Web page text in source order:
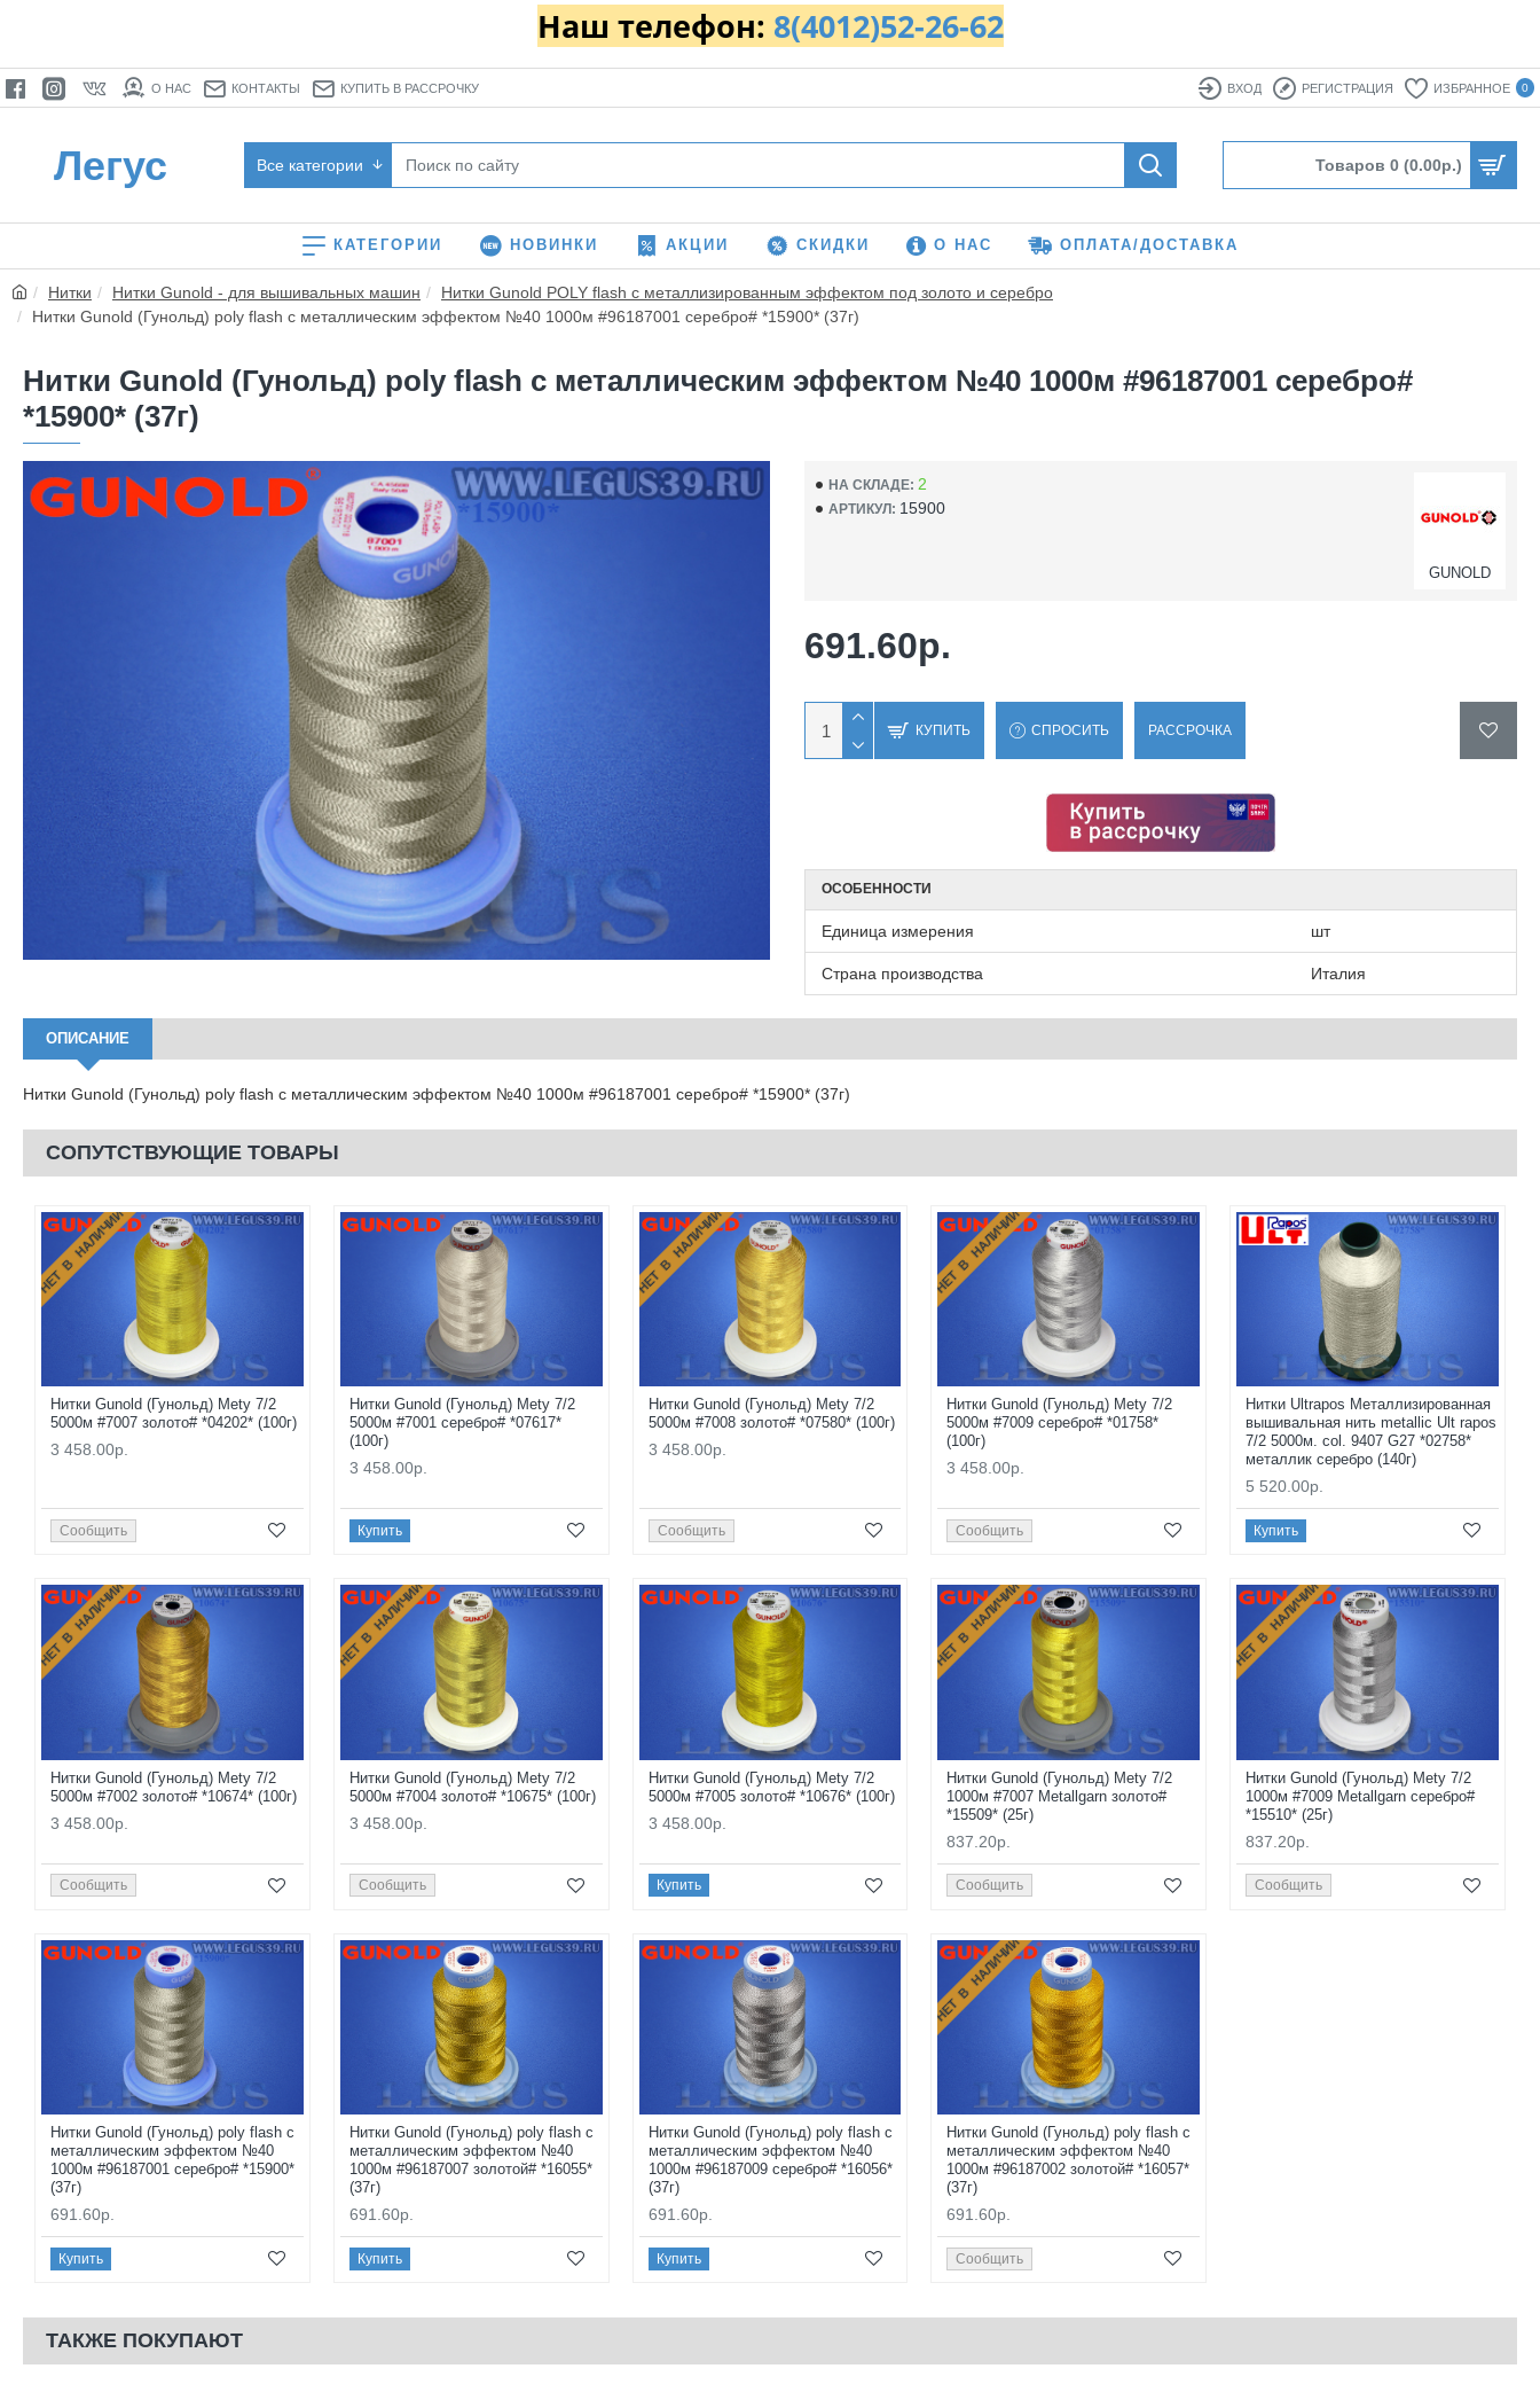
Наш телефон: 8(4012)52-26-62
О НАС КОНТАКТЫ КУПИТЬ В РАССРОЧКУ ВХОД РЕГИСТРАЦИЯ ИЗБРАННОЕ 0
Легус Все категории Товаров 0 (0.00р.)
КАТЕГОРИИ НОВИНКИ АКЦИИ СКИДКИ О НАС ОПЛАТА/ДОСТАВКА
Нитки Нитки Gunold - для вышивальных машин
Нитки Gunold POLY flash с металлизированным эффектом под золото и серебро
Нитки Gunold (Гунольд) poly flash с металлическим эффектом №40 1000м #96187001 серебро# *15900* (37г)
Нитки Gunold (Гунольд) poly flash с металлическим эффектом №40 1000м #96187001 серебро#
*15900* (37г)
НА СКЛАДЕ: 2
АРТИКУЛ: 15900
GUNOLD
691.60р.
КУПИТЬ СПРОСИТЬ РАССРОЧКА
ОСОБЕННОСТИ
Единица измерения шт
Страна производства Италия
ОПИСАНИЕ
Нитки Gunold (Гунольд) poly flash с металлическим эффектом №40 1000м #96187001 серебро# *15900* (37г)
СОПУТСТВУЮЩИЕ ТОВАРЫ
НЕТ В НАЛИЧИИ
Нитки Gunold (Гунольд) Mety 7/2
5000м #7007 золото# *04202* (100г)
3 458.00р.
Сообщить
Нитки Gunold (Гунольд) Mety 7/2
5000м #7001 серебро# *07617*
(100г)
3 458.00р.
Купить
НЕТ В НАЛИЧИИ
Нитки Gunold (Гунольд) Mety 7/2
5000м #7008 золото# *07580* (100г)
3 458.00р.
Сообщить
НЕТ В НАЛИЧИИ
Нитки Gunold (Гунольд) Mety 7/2
5000м #7009 серебро# *01758*
(100г)
3 458.00р.
Сообщить
Нитки Ultrapos Металлизированная
вышивальная нить metallic Ult rapos
7/2 5000м. col. 9407 G27 *02758*
металлик серебро (140г)
5 520.00р.
Купить
НЕТ В НАЛИЧИИ
Нитки Gunold (Гунольд) Mety 7/2
5000м #7002 золото# *10674* (100г)
3 458.00р.
Сообщить
НЕТ В НАЛИЧИИ
Нитки Gunold (Гунольд) Mety 7/2
5000м #7004 золото# *10675* (100г)
3 458.00р.
Сообщить
Нитки Gunold (Гунольд) Mety 7/2
5000м #7005 золото# *10676* (100г)
3 458.00р.
Купить
НЕТ В НАЛИЧИИ
Нитки Gunold (Гунольд) Mety 7/2
1000м #7007 Metallgarn золото#
*15509* (25г)
837.20р.
Сообщить
НЕТ В НАЛИЧИИ
Нитки Gunold (Гунольд) Mety 7/2
1000м #7009 Metallgarn серебро#
*15510* (25г)
837.20р.
Сообщить
Нитки Gunold (Гунольд) poly flash с
металлическим эффектом №40
1000м #96187001 серебро# *15900*
(37г)
691.60р.
Купить
Нитки Gunold (Гунольд) poly flash с
металлическим эффектом №40
1000м #96187007 золотой# *16055*
(37г)
691.60р.
Купить
Нитки Gunold (Гунольд) poly flash с
металлическим эффектом №40
1000м #96187009 серебро# *16056*
(37г)
691.60р.
Купить
НЕТ В НАЛИЧИИ
Нитки Gunold (Гунольд) poly flash с
металлическим эффектом №40
1000м #96187002 золотой# *16057*
(37г)
691.60р.
Сообщить
ТАКЖЕ ПОКУПАЮТ